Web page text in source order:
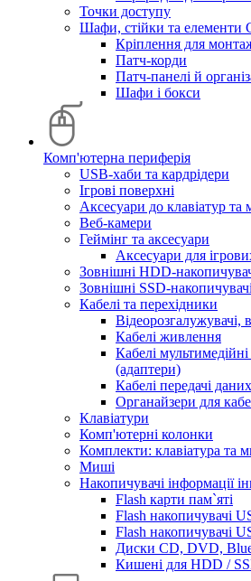
Точки доступу
Шафи, стійки та елементи
Кріплення для
Патч-корди
Патч-панелі й
Шафи і бокси
Комп'ютерна периферія
USB-хаби та кардрідери
Ігрові поверхні
Аксесуари до клавіатур
Веб-камери
Геймінг та аксесуари
Аксесуари для
Зовнішні HDD-
Зовнішні SSD-накопичувачі
Кабелі та перехідники
Відеорозгалужувачі,
Кабелі живлення
Кабелі
(адаптери)
Кабелі передачі
Органайзери для
Клавіатури
Комп'ютерні колонки
Комплекти: клавіатура та
Миші
Накопичувачі інформації
Flash карти пам`яті
Flash накопичувачі
Flash накопичувачі
Диски CD, DVD,
Кишені для HDD /